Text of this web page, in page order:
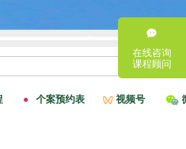
在线咨询
课程顾问